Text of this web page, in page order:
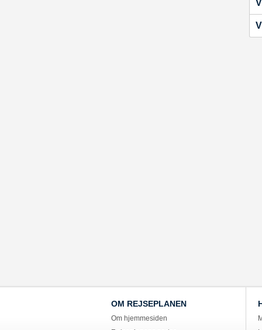
OM REJSEPLANEN
Om hjemmesiden